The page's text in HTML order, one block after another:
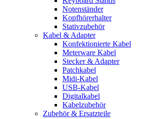
Notenständer
Kopfhörerhalter
Stativzubehör
Kabel & Adapter
Konfektionierte Kabel
Meterware Kabel
Stecker & Adapter
Patchkabel
Midi-Kabel
USB-Kabel
Digitalkabel
Kabelzubehör
Zubehör & Ersatzteile